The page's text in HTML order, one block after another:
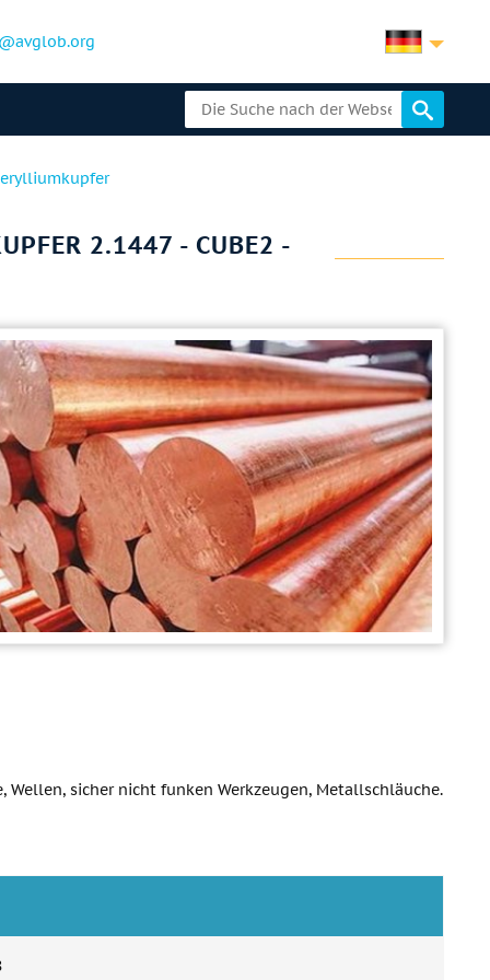
2.1447 - CUBE2 -
Wellen, sicher nicht funken Werkzeugen, Metallschläuche.